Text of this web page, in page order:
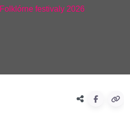
Folklórne festivaly 2026